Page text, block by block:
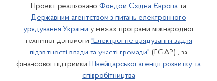
Проект реалізовано Фондом Східна Європа та
Державним агентством з питань електронного
урядування України у межах програми міжнародної
технічної допомоги "Електронне врядування задля
підзвітності влади та участі громади" (EGAP) , за
фінансової підтримки Швейцарської агенції розвитку та
співробітництва